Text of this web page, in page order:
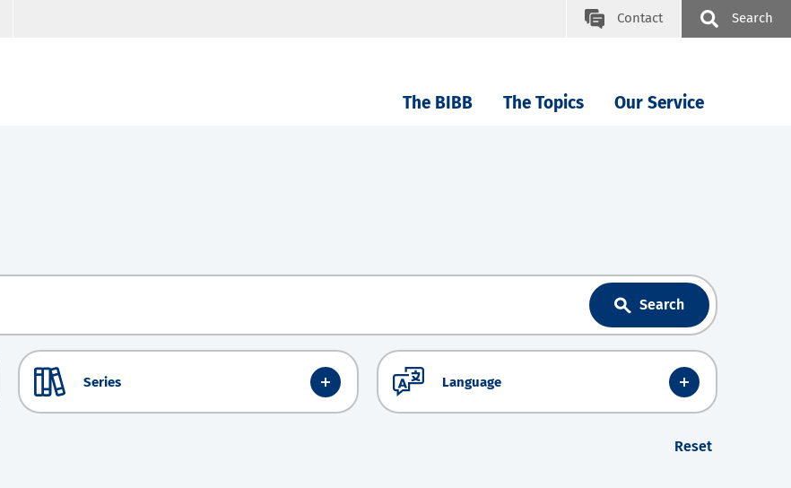
Contact Search
The BIBB The Topics Our Service
Search
Series Language
Reset